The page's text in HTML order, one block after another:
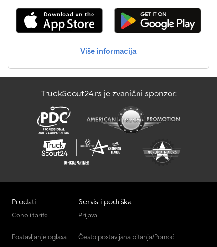
Više informacija
TruckScout24.rs je zvanični sponzor:
Prodati
Cene i tarife
Postavljanje oglasa
Servis i podrška
Prijava
Često postavljana pitanja/Pomoć